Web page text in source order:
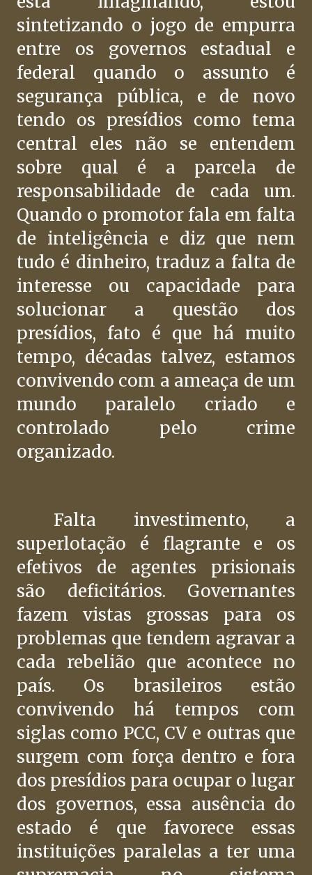
sintetizando o jogo de empurra
entre os governos estadual e
federal quando o assunto é
segurança pública, e de novo
tendo os presídios como tema
central eles não se entendem
sobre qual é a parcela de
responsabilidade de cada um.
Quando o promotor fala em falta
de inteligência e diz que nem
tudo é dinheiro, traduz a falta de
interesse ou capacidade para
solucionar a questão dos
presídios, fato é que há muito
tempo, décadas talvez, estamos
convivendo com a ameaça de um
mundo paralelo criado e
controlado pelo crime
organizado.
Falta investimento, a
superlotação é flagrante e os
efetivos de agentes prisionais
são deficitários. Governantes
fazem vistas grossas para os
problemas que tendem agravar a
cada rebelião que acontece no
país. Os brasileiros estão
convivendo há tempos com
siglas como PCC, CV e outras que
surgem com força dentro e fora
dos presídios para ocupar o lugar
dos governos, essa ausência do
estado é que favorece essas
instituições paralelas a ter uma